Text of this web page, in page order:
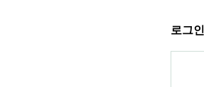
로그인